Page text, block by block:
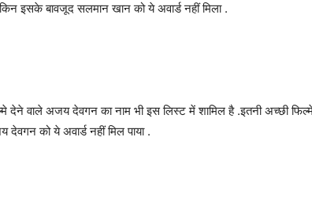
इसके बावजूद सलमान खान को ये अवार्ड नहीं मिला .
वाले अजय देवगन का नाम भी इस लिस्ट में शामिल है .इतनी अच्छी
को ये अवार्ड नहीं मिल पाया .